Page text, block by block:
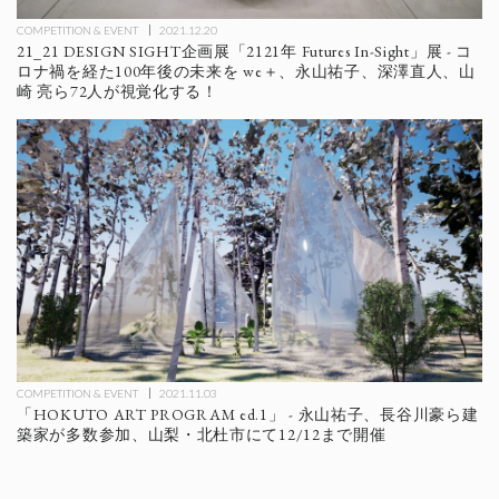
COMPETITION & EVENT 2021.12.20
21_21 DESIGN SIGHT企画展「2121年 Futures In-Sight」展 - コ
ロナ禍を経た100年後の未来を we＋、永山祐子、深澤直人、山
崎 亮ら72人が視覚化する！
COMPETITION & EVENT 2021.11.03
「HOKUTO ART PROGRAM ed.1」 - 永山祐子、長谷川豪ら建
築家が多数参加、山梨・北杜市にて12/12まで開催